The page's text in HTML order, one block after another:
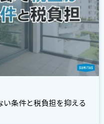
条件と税負担を抑える